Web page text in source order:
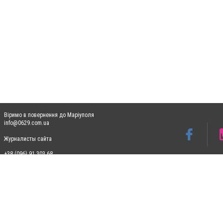
Віримо в повернення до Маріуполя
info@0629.com.ua
Журналисты сайта
+38 (096) 91 303 68